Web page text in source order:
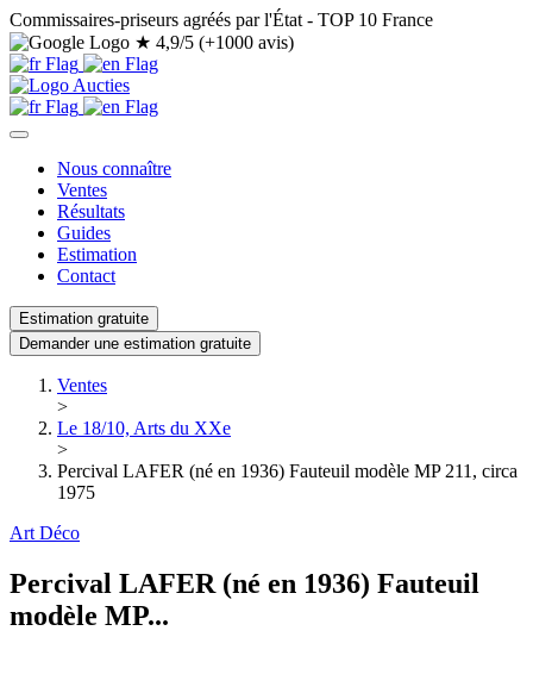
Commissaires-priseurs agréés par l'État - TOP 10 France
★ 4,9/5 (+1000 avis)
Nous connaître
Ventes
Résultats
Guides
Estimation
Contact
Estimation gratuite
Demander une estimation gratuite
Ventes
>
Le 18/10, Arts du XXe
>
Percival LAFER (né en 1936) Fauteuil modèle MP 211, circa
1975
Art Déco
Percival LAFER (né en 1936) Fauteuil
modèle MP...